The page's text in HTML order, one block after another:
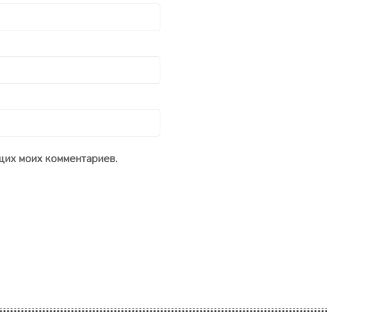
моих комментариев.